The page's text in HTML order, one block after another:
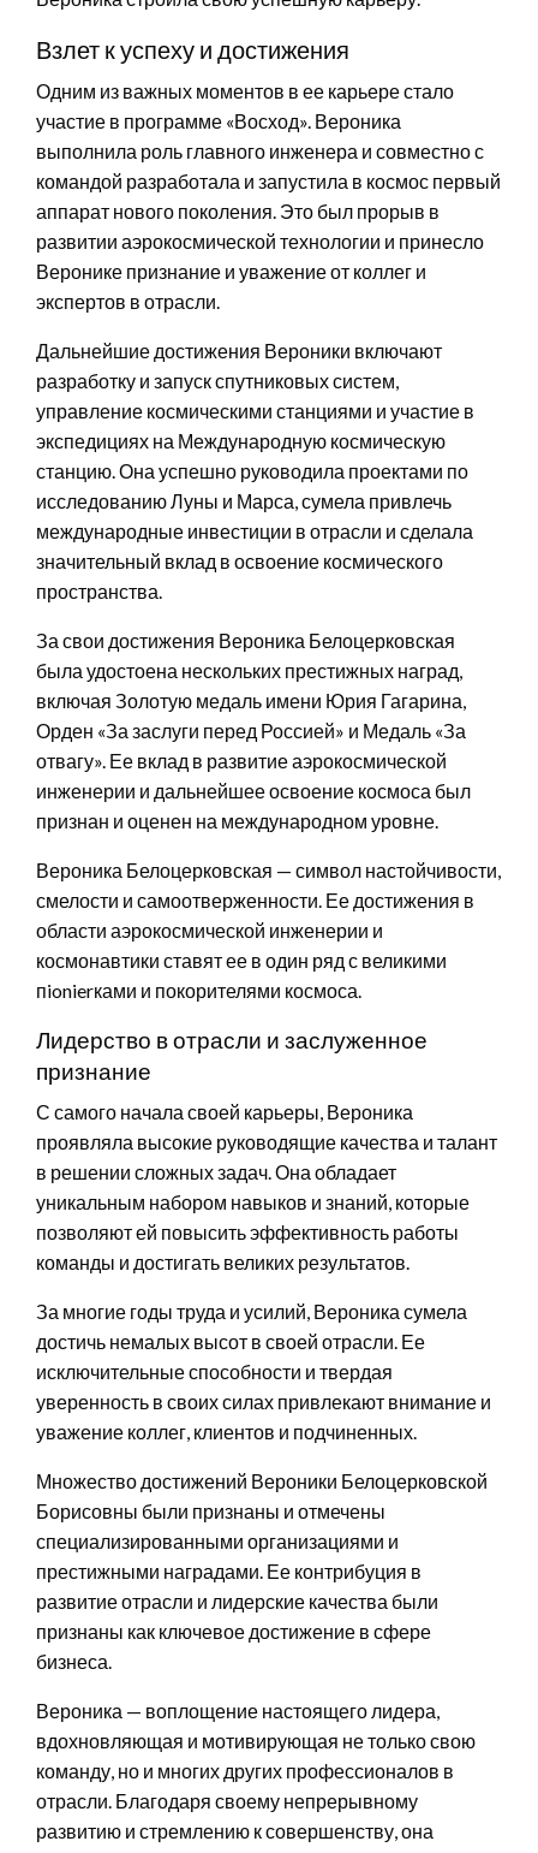
Взлет к успеху и достижения
Одним из важных моментов в ее карьере стало
участие в программе «Восход». Вероника
выполнила роль главного инженера и совместно с
командой разработала и запустила в космос первый
аппарат нового поколения. Это был прорыв в
развитии аэрокосмической технологии и принесло
Веронике признание и уважение от коллег и
экспертов в отрасли.
Дальнейшие достижения Вероники включают
разработку и запуск спутниковых систем,
управление космическими станциями и участие в
экспедициях на Международную космическую
станцию. Она успешно руководила проектами по
исследованию Луны и Марса, сумела привлечь
международные инвестиции в отрасли и сделала
значительный вклад в освоение космического
пространства.
За свои достижения Вероника Белоцерковская
была удостоена нескольких престижных наград,
включая Золотую медаль имени Юрия Гагарина,
Орден «За заслуги перед Россией» и Медаль «За
отвагу». Ее вклад в развитие аэрокосмической
инженерии и дальнейшее освоение космоса был
признан и оценен на международном уровне.
Вероника Белоцерковская — символ настойчивости,
смелости и самоотверженности. Ее достижения в
области аэрокосмической инженерии и
космонавтики ставят ее в один ряд с великими
пionierками и покорителями космоса.
Лидерство в отрасли и заслуженное
признание
С самого начала своей карьеры, Вероника
проявляла высокие руководящие качества и талант
в решении сложных задач. Она обладает
уникальным набором навыков и знаний, которые
позволяют ей повысить эффективность работы
команды и достигать великих результатов.
За многие годы труда и усилий, Вероника сумела
достичь немалых высот в своей отрасли. Ее
исключительные способности и твердая
уверенность в своих силах привлекают внимание и
уважение коллег, клиентов и подчиненных.
Множество достижений Вероники Белоцерковской
Борисовны были признаны и отмечены
специализированными организациями и
престижными наградами. Ее контрибуция в
развитие отрасли и лидерские качества были
признаны как ключевое достижение в сфере
бизнеса.
Вероника — воплощение настоящего лидера,
вдохновляющая и мотивирующая не только свою
команду, но и многих других профессионалов в
отрасли. Благодаря своему непрерывному
развитию и стремлению к совершенству, она